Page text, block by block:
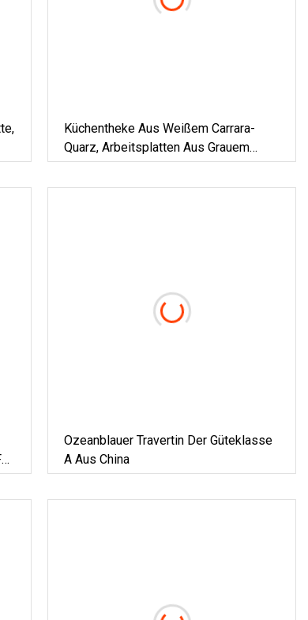
Küchentheke Aus Weißem Carrara-
Quarz, Arbeitsplatten Aus Grauem
London-Quarz Für Die Küche
Ozeanblauer Travertin Der Güteklasse
A Aus China